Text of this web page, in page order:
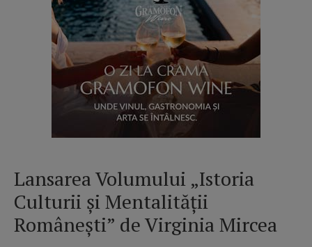
Lansarea Volumului „Istoria
Culturii și Mentalității
Românești” de Virginia Mircea